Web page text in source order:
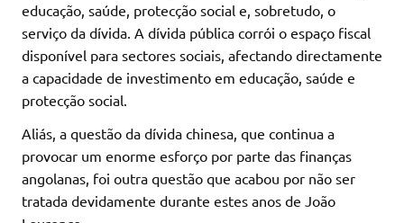
educação, saúde, protecção social e, sobretudo, o
serviço da dívida. A dívida pública corrói o espaço fiscal
disponível para sectores sociais, afectando directamente
a capacidade de investimento em educação, saúde e
protecção social.
Aliás, a questão da dívida chinesa, que continua a
provocar um enorme esforço por parte das finanças
angolanas, foi outra questão que acabou por não ser
tratada devidamente durante estes anos de João